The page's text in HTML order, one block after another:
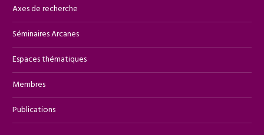
Axes de recherche
Séminaires Arcanes
Espaces thématiques
Membres
Publications